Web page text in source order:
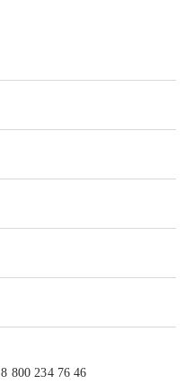
8 800 234 76 46